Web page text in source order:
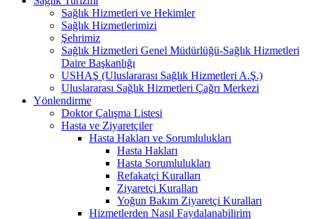
Sağlık Hizmetleri ve Hekimler
Sağlık Hizmetlerimizi
Şehrimiz
Sağlık Hizmetleri Genel Müdürlüğü-Sağlık Hizmetleri
Daire Başkanlığı
USHAŞ (Uluslararası Sağlık Hizmetleri A.Ş.)
Uluslararası Sağlık Hizmetleri Çağrı Merkezi
Yönlendirme
Doktor Çalışma Listesi
Hasta ve Ziyaretçiler
Hasta Hakları ve Sorumlulukları
Hasta Hakları
Hasta Sorumlulukları
Refakatçi Kuralları
Ziyaretçi Kuralları
Yoğun Bakım Ziyaretçi Kuralları
Hizmetlerden Nasıl Faydalanabilirim